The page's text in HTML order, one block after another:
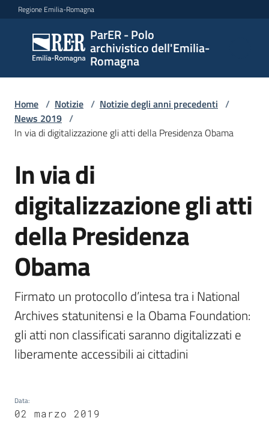
Vai al contenuto
Vai alla navigazione
Vai al footer
Regione Emilia-Romagna
ParER - Polo
archivistico dell'Emilia-
Romagna
ParER -
Polo
archivistico
Romagna
archivistico
Archivio
storico
Conservazione
Argomenti
Contatti
Home / Notizie / Notizie degli anni precedenti /
News 2019 /
In via di digitalizzazione gli atti della Presidenza Obama
Salta al contenuto
In via di
digitalizzazione gli atti
della Presidenza
Obama
Firmato un protocollo d’intesa tra i National
Archives statunitensi e la Obama Foundation:
gli atti non classificati saranno digitalizzati e
liberamente accessibili ai cittadini
Data:
02 marzo 2019